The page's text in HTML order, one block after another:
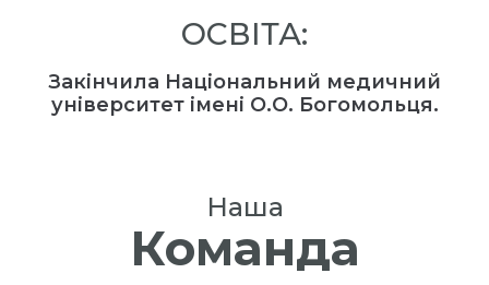
ОСВІТА:
Закінчила Національний медичний
університет імені О.О. Богомольця.
Наша
Команда